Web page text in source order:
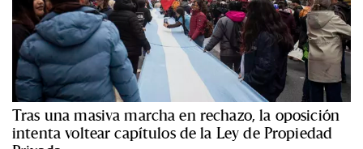
Tras una masiva marcha en rechazo, la oposición
intenta voltear capítulos de la Ley de Propiedad